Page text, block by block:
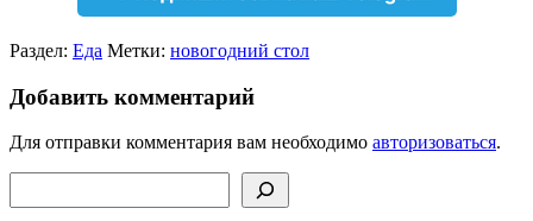
Раздел: Еда Метки: новогодний стол
Добавить комментарий
Для отправки комментария вам необходимо авторизоваться.